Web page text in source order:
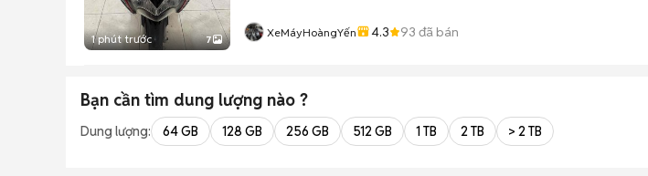
1 phút trước 7 XeMáyHoàngYến 4.3 93 đã bán
Bạn cần tìm dung lượng nào ?
Dung lượng: 64 GB 128 GB 256 GB 512 GB 1 TB 2 TB > 2 TB